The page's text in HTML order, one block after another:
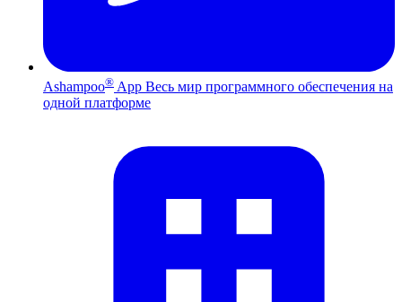
Ashampoo® App Весь мир программного обеспечения на
одной платформе